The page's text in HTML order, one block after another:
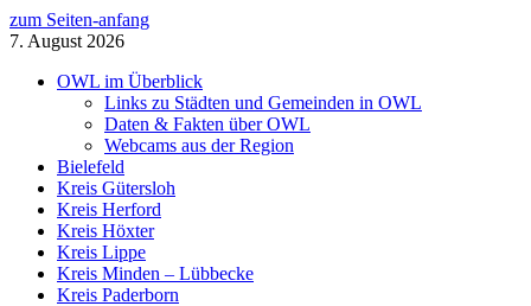
zum Seiten-anfang
7. August 2026
OWL im Überblick
Links zu Städten und Gemeinden in OWL
Daten & Fakten über OWL
Webcams aus der Region
Bielefeld
Kreis Gütersloh
Kreis Herford
Kreis Höxter
Kreis Lippe
Kreis Minden – Lübbecke
Kreis Paderborn